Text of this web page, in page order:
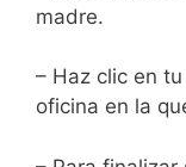
madre.
– Haz clic en
oficina en la